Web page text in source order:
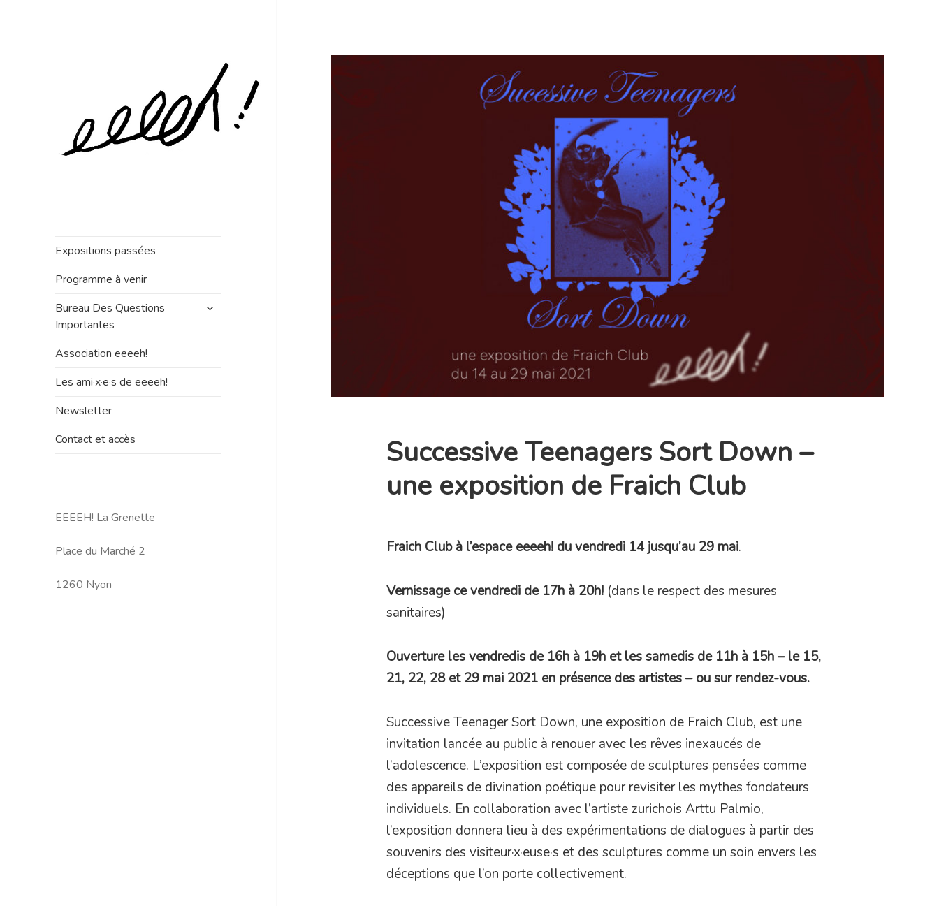
Expositions passées
Programme à venir
Bureau Des Questions
Importantes
ouvrir
Association eeeeh!
Les ami·x·e·s de eeeeh!
Newsletter
Contact et accès
EEEEH! La Grenette
Place du Marché 2
1260 Nyon
Successive Teenagers Sort Down –
une exposition de Fraich Club
Fraich Club à l’espace eeeeh! du vendredi 14 jusqu’au 29 mai.
Vernissage ce vendredi de 17h à 20h! (dans le respect des mesures
sanitaires)
Ouverture les vendredis de 16h à 19h et les samedis de 11h à 15h – le 15,
21, 22, 28 et 29 mai 2021 en présence des artistes – ou sur rendez-vous.
Successive Teenager Sort Down, une exposition de Fraich Club, est une
invitation lancée au public à renouer avec les rêves inexaucés de
l’adolescence. L’exposition est composée de sculptures pensées comme
des appareils de divination poétique pour revisiter les mythes fondateurs
individuels. En collaboration avec l’artiste zurichois Arttu Palmio,
l’exposition donnera lieu à des expérimentations de dialogues à partir des
souvenirs des visiteur·x·euse·s et des sculptures comme un soin envers les
déceptions que l’on porte collectivement.